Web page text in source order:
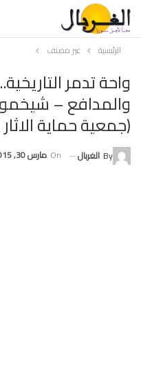
الرئيسية غير مصنف
واحة تدمر
والمدافع –
(جمعية حماية
By الغربال On مارس 30, 2015